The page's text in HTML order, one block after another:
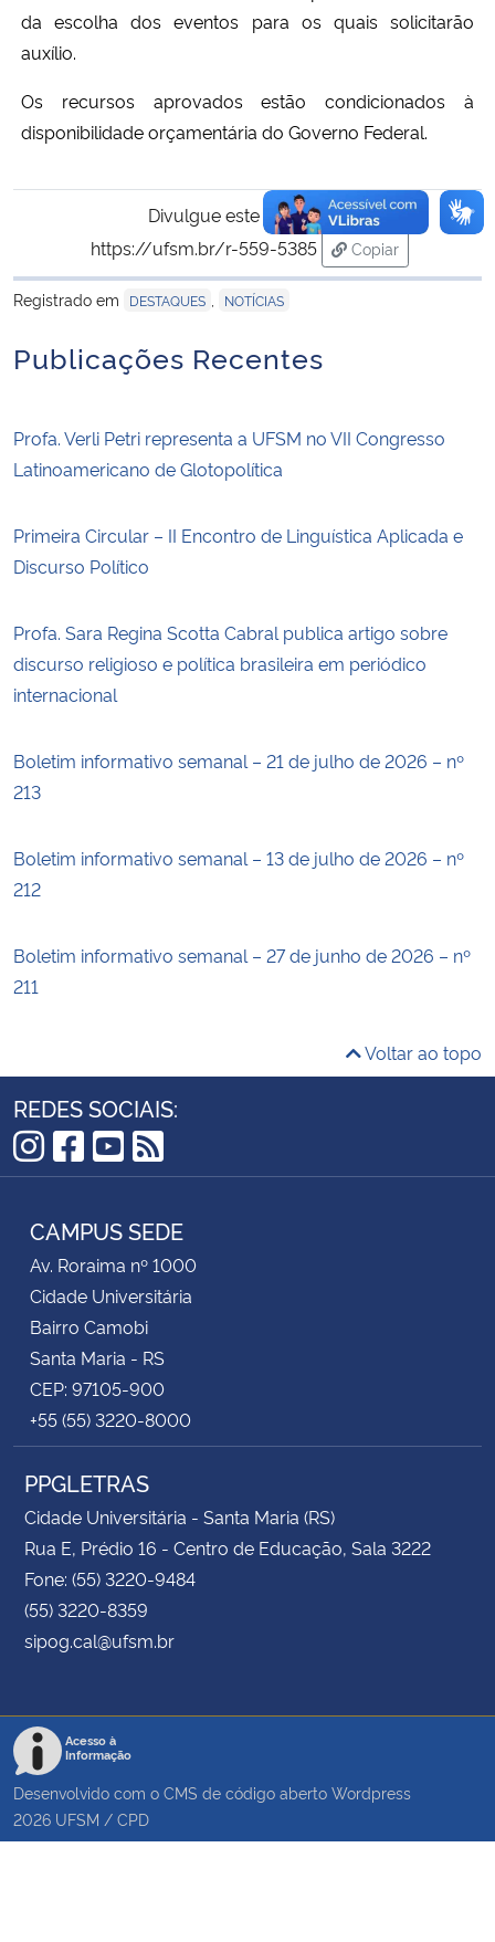
da escolha dos eventos para os quais solicitarão
auxílio.
Os recursos aprovados estão condicionados à
disponibilidade orçamentária do Governo Federal.
Divulgue este conteúdo:
https://ufsm.br/r-559-5385
Copiar
para área de
Registrado em
DESTAQUES NOTÍCIAS
Publicações Recentes
Profa. Verli Petri representa a UFSM no VII Congresso
Latinoamericano de Glotopolítica
Primeira Circular – II Encontro de Linguística Aplicada e
Discurso Político
Profa. Sara Regina Scotta Cabral publica artigo sobre
discurso religioso e política brasileira em periódico
internacional
Boletim informativo semanal – 21 de julho de 2026 – nº
213
Boletim informativo semanal – 13 de julho de 2026 – nº
212
Boletim informativo semanal – 27 de junho de 2026 – nº
211
Voltar ao topo
REDES SOCIAIS:
Instagram
Facebook
YouTube
RSS
CAMPUS SEDE
Av. Roraima nº 1000
Cidade Universitária
Bairro Camobi
Santa Maria - RS
CEP: 97105-900
+55 (55) 3220-8000
PPGLETRAS
Cidade Universitária - Santa Maria (RS)
Rua E, Prédio 16 - Centro de Educação, Sala 3222
Fone: (55) 3220-9484
(55) 3220-8359
sipog.cal@ufsm.br
Acesso à
Informação
Desenvolvido com o CMS de código aberto Wordpress
2026 UFSM / CPD